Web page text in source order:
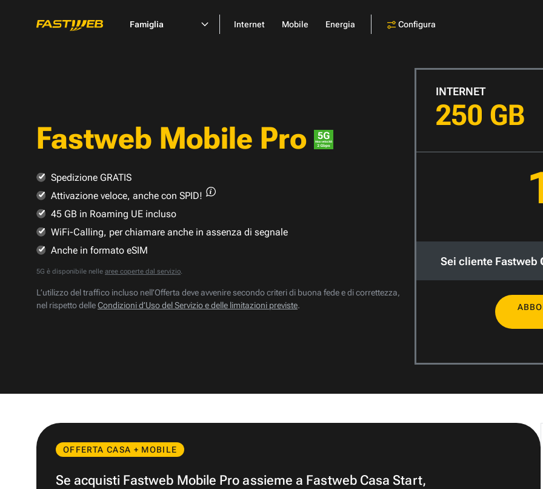
Famiglia Internet Mobile Energia Configura
Fastweb Mobile Pro
INTERNET
250 GB
Sei cliente Fastweb
Spedizione GRATIS
Attivazione veloce, anche con SPID!
45 GB in Roaming UE incluso
WiFi-Calling, per chiamare anche in assenza di segnale
Anche in formato eSIM
5G è disponibile nelle aree coperte dal servizio.
L’utilizzo del traffico incluso nell’Offerta deve avvenire secondo criteri di buona fede e di correttezza,
nel rispetto delleCondizioni d’Uso del Servizio e delle limitazioni previste.
OFFERTA CASA + MOBILE
Se acquisti Fastweb Mobile Pro assieme a Fastweb Casa Start,